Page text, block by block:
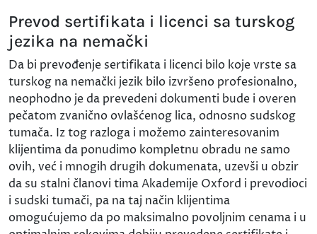
Prevod sertifikata i licenci sa turskog
jezika na nemački
Da bi prevođenje sertifikata i licenci bilo koje vrste sa
turskog na nemački jezik bilo izvršeno profesionalno,
neophodno je da prevedeni dokumenti bude i overen
pečatom zvanično ovlašćenog lica, odnosno sudskog
tumača. Iz tog razloga i možemo zainteresovanim
klijentima da ponudimo kompletnu obradu ne samo
ovih, već i mnogih drugih dokumenata, uzevši u obzir
da su stalni članovi tima Akademije Oxford i prevodioci
i sudski tumači, pa na taj način klijentima
omogućujemo da po maksimalno povoljnim cenama i u